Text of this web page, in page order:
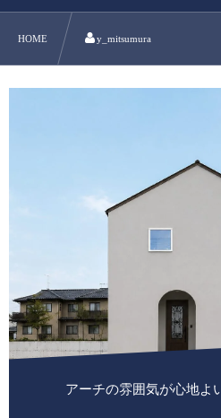
HOME y_mitsumura
アーチの雰囲気が心地よ